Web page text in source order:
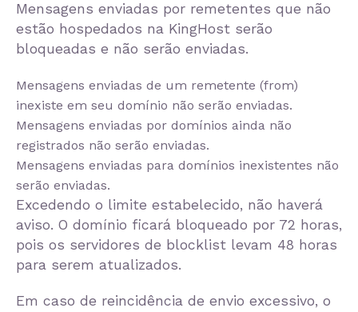
Mensagens enviadas por remetentes que não
estão hospedados na KingHost serão
bloqueadas e não serão enviadas.
Mensagens enviadas de um remetente (from)
inexiste em seu domínio não serão enviadas.
Mensagens enviadas por domínios ainda não
registrados não serão enviadas.
Mensagens enviadas para domínios inexistentes não
serão enviadas.
Excedendo o limite estabelecido, não haverá
aviso. O domínio ficará bloqueado por 72 horas,
pois os servidores de blocklist levam 48 horas
para serem atualizados.
Em caso de reincidência de envio excessivo, o